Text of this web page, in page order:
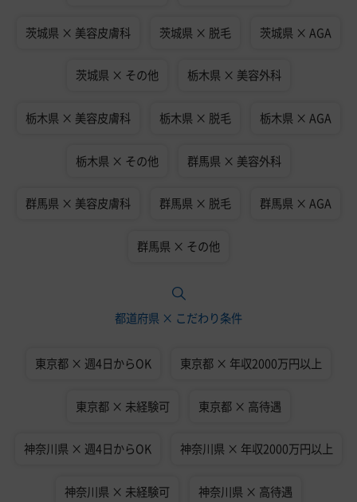
茨城県 × 美容皮膚科 茨城県 × 脱毛 茨城県 × AGA
茨城県 × その他 栃木県 × 美容外科
栃木県 × 美容皮膚科 栃木県 × 脱毛 栃木県 × AGA
栃木県 × その他 群馬県 × 美容外科
群馬県 × 美容皮膚科 群馬県 × 脱毛 群馬県 × AGA
群馬県 × その他
都道府県 × こだわり条件
東京都 × 週4日からOK 東京都 × 年収2000万円以上
東京都 × 未経験可 東京都 × 高待遇
神奈川県 × 週4日からOK 神奈川県 × 年収2000万円以上
神奈川県 × 未経験可 神奈川県 × 高待遇